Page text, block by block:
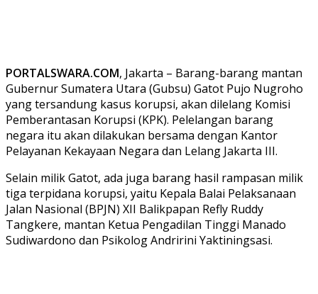
PORTALSWARA.COM, Jakarta – Barang-barang mantan
Gubernur Sumatera Utara (Gubsu) Gatot Pujo Nugroho
yang tersandung kasus korupsi, akan dilelang Komisi
Pemberantasan Korupsi (KPK). Pelelangan barang
negara itu akan dilakukan bersama dengan Kantor
Pelayanan Kekayaan Negara dan Lelang Jakarta III.
Selain milik Gatot, ada juga barang hasil rampasan milik
tiga terpidana korupsi, yaitu Kepala Balai Pelaksanaan
Jalan Nasional (BPJN) XII Balikpapan Refly Ruddy
Tangkere, mantan Ketua Pengadilan Tinggi Manado
Sudiwardono dan Psikolog Andririni Yaktiningsasi.